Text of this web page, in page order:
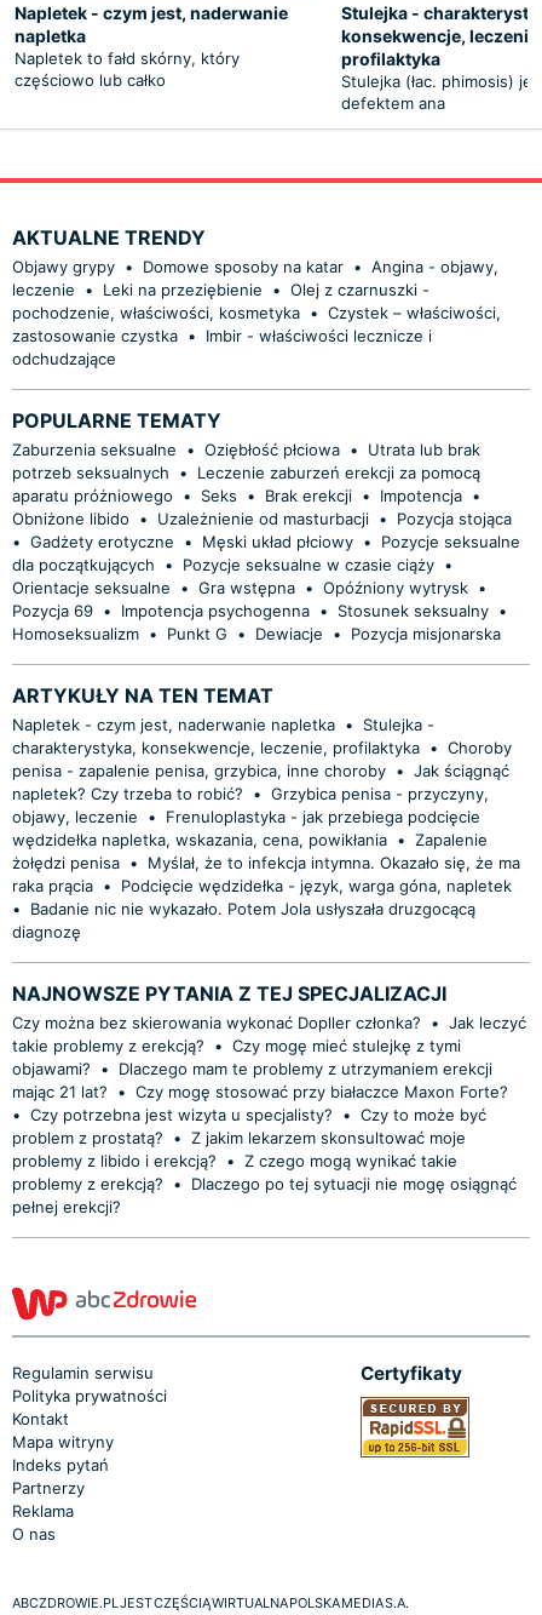
Napletek - czym jest, naderwanie
napletka
Napletek to fałd skórny, który
częściowo lub całko
Stulejka -
konsekwencje, leczenie,
profilaktyka
Stulejka (łac. phimosis)
defektem ana
AKTUALNE TRENDY
Objawy grypy • Domowe sposoby na katar • Angina - objawy,
leczenie
• Leki na przeziębienie • Olej z czarnuszki -
pochodzenie, właściwości, kosmetyka • Czystek – właściwości,
zastosowanie czystka •
Imbir - właściwości lecznicze i
odchudzające
POPULARNE TEMATY
Zaburzenia seksualne • Oziębłość płciowa •
Utrata lub brak
potrzeb seksualnych
•
Leczenie zaburzeń erekcji za pomocą
aparatu próżniowego
• Seks • Brak erekcji • Impotencja •
Obniżone libido
• Uzależnienie od masturbacji •
Pozycja stojąca
• Gadżety erotyczne • Męski układ płciowy •
Pozycje seksualne
dla początkujących
• Pozycje seksualne w czasie ciąży •
Orientacje seksualne
• Gra wstępna • Opóźniony wytrysk •
Pozycja 69 • Impotencja psychogenna • Stosunek seksualny •
Homoseksualizm • Punkt G • Dewiacje • Pozycja misjonarska
ARTYKUŁY NA TEN TEMAT
Napletek - czym jest, naderwanie napletka •
Stulejka -
charakterystyka, konsekwencje, leczenie, profilaktyka • Choroby
penisa - zapalenie penisa, grzybica, inne choroby • Jak ściągnąć
napletek? Czy trzeba to robić?
• Grzybica penisa - przyczyny,
objawy, leczenie
•
Frenuloplastyka - jak przebiega podcięcie
wędzidełka napletka, wskazania, cena, powikłania • Zapalenie
żołędzi penisa •
Myślał, że to infekcja intymna. Okazało się, że ma
raka prącia •
Podcięcie wędzidełka - język, warga góna, napletek
•
Badanie nic nie wykazało. Potem Jola usłyszała druzgocącą
diagnozę
NAJNOWSZE PYTANIA Z TEJ SPECJALIZACJI
Czy można bez skierowania wykonać Dopller członka? • Jak leczyć
takie problemy z erekcją?
• Czy mogę mieć stulejkę z tymi
objawami?
•
Dlaczego mam te problemy z utrzymaniem erekcji
mając 21 lat?
• Czy mogę stosować przy białaczce Maxon Forte?
• Czy potrzebna jest wizyta u specjalisty? • Czy to może być
problem z prostatą?
• Z jakim lekarzem skonsultować moje
problemy z libido i erekcją?
• Z czego mogą wynikać takie
problemy z erekcją?
•
Dlaczego po tej sytuacji nie mogę osiągnąć
pełnej erekcji?
Regulamin serwisu
Polityka prywatności
Kontakt
Mapa witryny
Indeks pytań
Partnerzy
Reklama
O nas
Certyfikaty
ABCZDROWIE.PL JEST CZĘŚCIĄ WIRTUALNA POLSKA MEDIA S.A.